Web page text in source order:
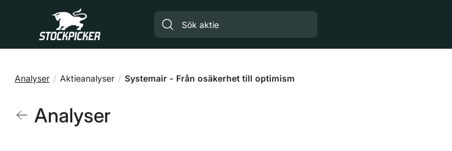
Gå till huvudinnehåll
Analyser Aktieanalyser Systemair - Från osäkerhet till optimism
Analyser